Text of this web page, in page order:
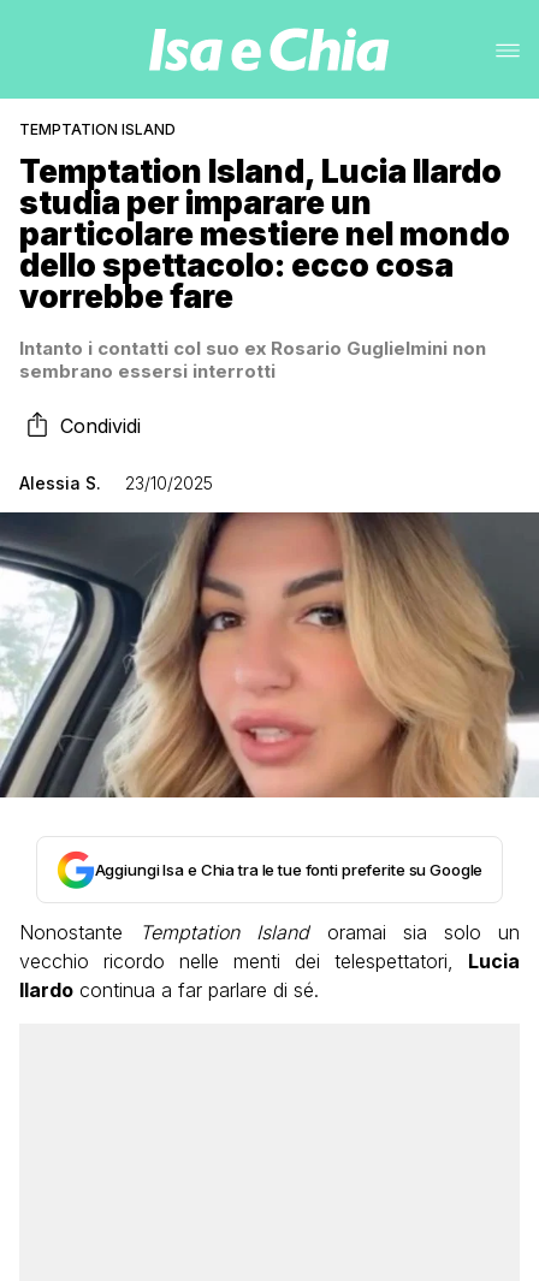
TEMPTATION ISLAND
Temptation Island, Lucia Ilardo
studia per imparare un
particolare mestiere nel mondo
dello spettacolo: ecco cosa
vorrebbe fare
Intanto i contatti col suo ex Rosario Guglielmini non
sembrano essersi interrotti
Condividi
Alessia S. 23/10/2025
Aggiungi Isa e Chia tra le tue fonti preferite su Google
Nonostante Temptation Islandoramai sia solo un
vecchio ricordo nelle menti dei telespettatori, Lucia
Ilardo continua a far parlare di sé.